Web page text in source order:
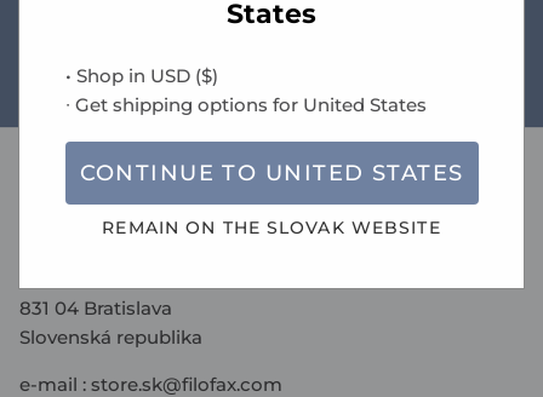
States
• Shop in USD($)
∙ Get shipping options for United States
CONTINUE TO UNITED STATES
REMAIN ON THE SLOVAK WEBSITE
Sprievodca veľkosťami
oficiálny zástupca pre SR
Václav Čížek Slovakia s.r.o.
831 04 Bratislava
Slovenská republika
e-mail : store.sk@filofax.com